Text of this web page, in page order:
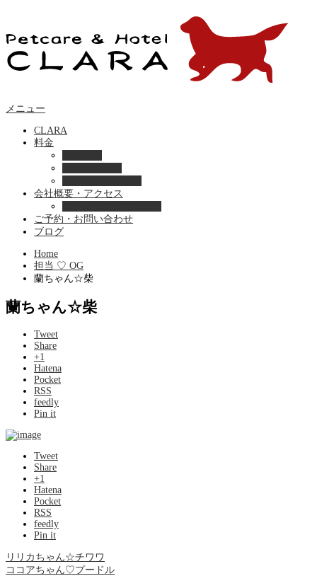
メニュー
CLARA
料金
会社概要・アクセス
ご予約・お問い合わせ
ブログ
Home
担当 ♡ OG
蘭ちゃん☆柴
蘭ちゃん☆柴
Tweet
Share
+1
Hatena
Pocket
RSS
feedly
Pin it
Tweet
Share
+1
Hatena
Pocket
RSS
feedly
Pin it
リリカちゃん☆チワワ
ココアちゃん♡プードル